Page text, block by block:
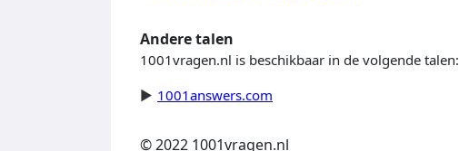
Andere talen
1001vragen.nl is beschikbaar in de volgende talen:
1001answers.com
© 2022 1001vragen.nl